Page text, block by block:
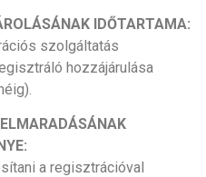
IDŐTARTAMA:
szolgáltatás
hozzájárulása
a regisztrációval